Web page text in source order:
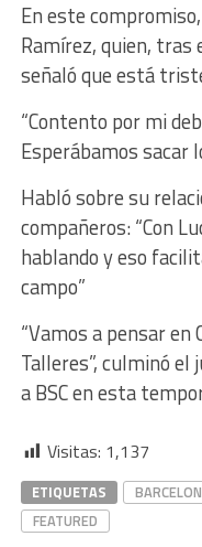
En este
Ramírez, quien,
señaló que está
“Contento por mi
Esperábamos sacar
Habló sobre su
compañeros: “Con
hablando y eso
campo”
“Vamos a pensar en
Talleres”, culminó
a BSC en esta
Visitas: 1,137
ETIQUETAS
FEATURED